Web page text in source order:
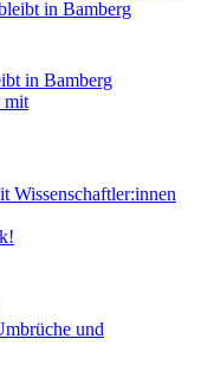
in Bamberg
Wissenschaftler:innen